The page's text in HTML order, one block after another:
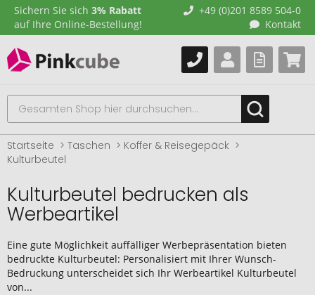
Sichern Sie sich 3% Rabatt
auf Ihre Online-Bestellung!
+49 (0)201 8589 504-0
Kontakt
Startseite Taschen
Koffer & Reisegepäck
Kulturbeutel
Kulturbeutel bedrucken als
Werbeartikel
Eine gute Möglichkeit auffälliger Werbepräsentation bieten
bedruckte Kulturbeutel: Personalisiert mit Ihrer Wunsch-
Bedruckung unterscheidet sich Ihr Werbeartikel Kulturbeutel
von...